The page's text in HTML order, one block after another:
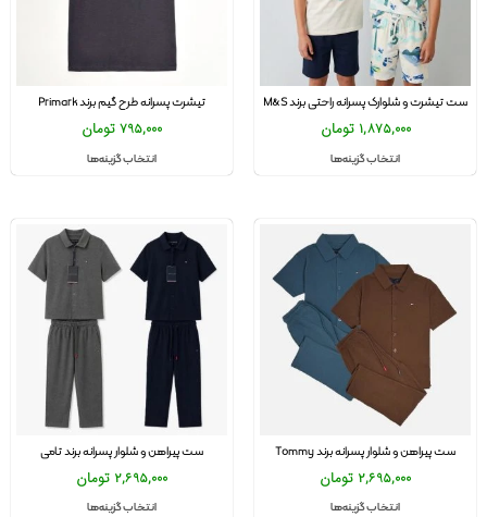
ست تیشرت و شلوارک پسرانه راحتی برند M&S
1,875,000 تومان
انتخاب گزینه‌ها
تیشرت پسرانه طرح گیم برند Primark
795,000تومان
انتخاب گزینه‌ها
ست پیراهن و شلوار پسرانه برند Tommy
2,695,000 تومان
انتخاب گزینه‌ها
ست پیراهن و شلوار پسرانه برند تامی
2,695,000 تومان
انتخاب گزینه‌ها